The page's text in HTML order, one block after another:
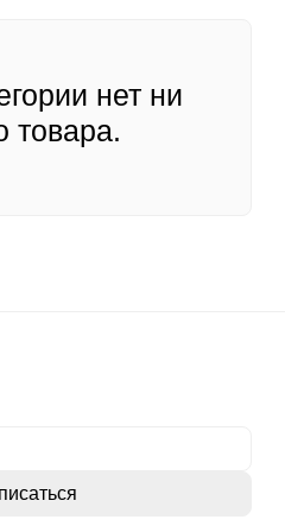
нет ни
товара.